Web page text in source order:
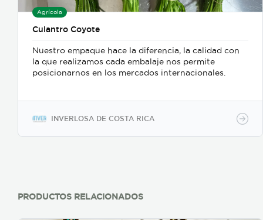
Agrícola
Culantro Coyote
Nuestro empaque hace la diferencia, la calidad con
la que realizamos cada embalaje nos permite
posicionarnos en los mercados internacionales.
INVERLOSA DE COSTA RICA
PRODUCTOS RELACIONADOS